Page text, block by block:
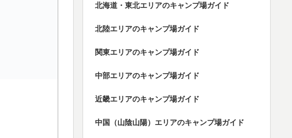
北海道・東北エリアのキャンプ場ガイド
北陸エリアのキャンプ場ガイド
関東エリアのキャンプ場ガイド
中部エリアのキャンプ場ガイド
近畿エリアのキャンプ場ガイド
中国（山陰山陽）エリアのキャンプ場ガイド